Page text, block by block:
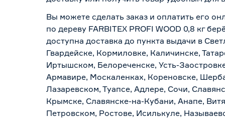
Вы можете сделать заказ и оплатить его
по дереву FARBITEX PROFI WOOD 0,8 кг
доступна доставка до пункта выдачи в
Гвардейске, Кормиловке, Каличинске,
Иртышском, Белореченске, Усть-
Армавире, Москаленках, Кореновске,
Лазаревском, Туапсе, Адлере, Сочи,
Крымске, Славянске-на-Кубани, Анапе,
Петровском, Ростове, Исилькуле,